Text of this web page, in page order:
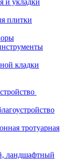
и укладки
плитки
кладки
тротуарная
ландшафтный